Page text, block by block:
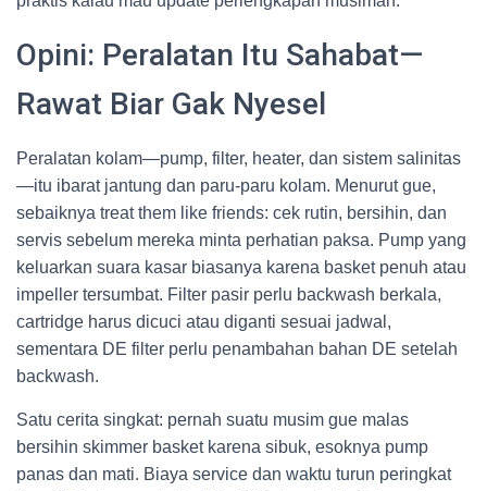
Opini: Peralatan Itu Sahabat—
Rawat Biar Gak Nyesel
Peralatan kolam—pump, filter, heater, dan sistem salinitas
—itu ibarat jantung dan paru-paru kolam. Menurut gue,
sebaiknya treat them like friends: cek rutin, bersihin, dan
servis sebelum mereka minta perhatian paksa. Pump yang
keluarkan suara kasar biasanya karena basket penuh atau
impeller tersumbat. Filter pasir perlu backwash berkala,
cartridge harus dicuci atau diganti sesuai jadwal,
sementara DE filter perlu penambahan bahan DE setelah
backwash.
Satu cerita singkat: pernah suatu musim gue malas
bersihin skimmer basket karena sibuk, esoknya pump
panas dan mati. Biaya service dan waktu turun peringkat